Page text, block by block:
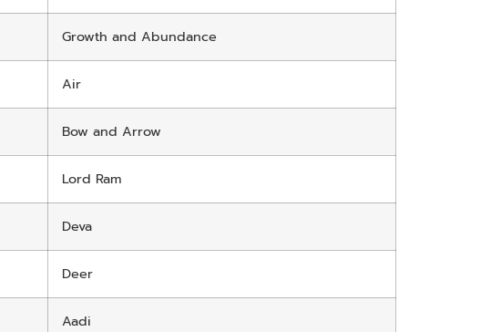
Growth and Abundance
Air
Bow and Arrow
Lord Ram
Deva
Deer
Aadi